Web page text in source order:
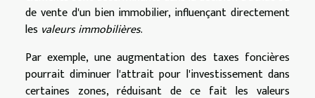
de vente d'un bien immobilier, influençant directement
les valeurs immobilières.
Par exemple, une augmentation des taxes foncières
pourrait diminuer l'attrait pour l'investissement dans
certaines zones, réduisant de ce fait les valeurs